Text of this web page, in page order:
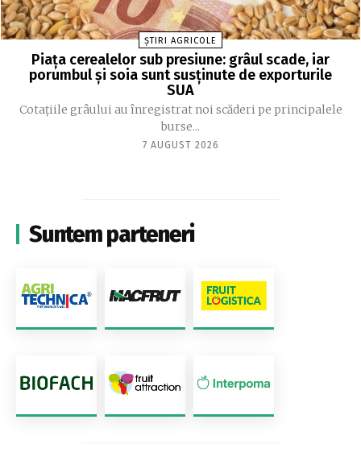
ȘTIRI AGRICOLE
Piața cerealelor sub presiune: grâul scade, iar
porumbul și soia sunt susținute de exporturile
SUA
Cotațiile grâului au înregistrat noi scăderi pe principalele
burse...
7 AUGUST 2026
Suntem parteneri